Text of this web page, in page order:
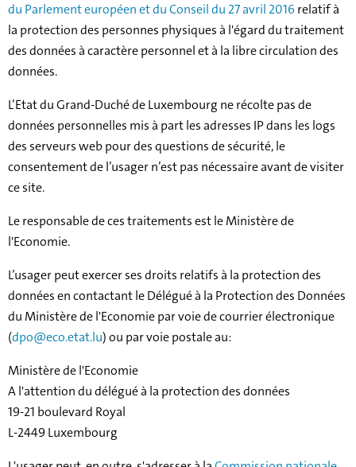
du Parlement européen et du Conseil du 27 avril 2016relatif à
la protection des personnes physiques à l'égard du traitement
des données à caractère personnel et à la libre circulation des
données.
L’Etat du Grand-Duché de Luxembourg ne récolte pas de
données personnelles mis à part les adresses IP dans les logs
des serveurs web pour des questions de sécurité, le
consentement de l’usager n’est pas nécessaire avant de visiter
ce site.
Le responsable de ces traitements est le Ministère de
l'Economie.
L’usager peut exercer ses droits relatifs à la protection des
données en contactant le Délégué à la Protection des Données
du Ministère de l'Economie par voie de courrier électronique
(dpo@eco.etat.lu) ou par voie postale au:
Ministère de l'Economie
A l'attention du délégué à la protection des données
19-21 boulevard Royal
L-2449 Luxembourg